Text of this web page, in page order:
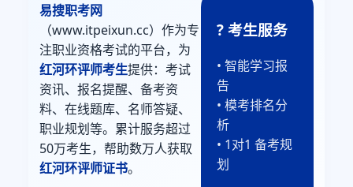
易搜职考网
（www.itpeixun.cc）作为专
注职业资格考试的平台，为
红河环评师考生提供：考试
资讯、报名提醒、备考资
料、在线题库、名师答疑、
职业规划等。累计服务超过
50万考生，帮助数万人获取
红河环评师证书。
? 考生服务
• 智能学习报
告
• 模考排名分
析
• 1对1 备考规
划